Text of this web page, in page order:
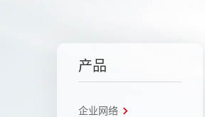
产品
企业网络